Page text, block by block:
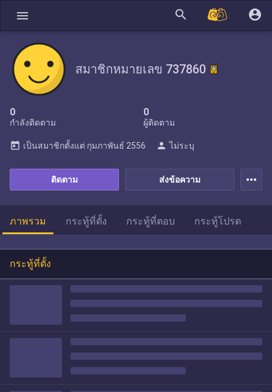
menu search account_circle
สมาชิกหมายเลข 737860
0
กำลังติดตาม
0
ผู้ติดตาม
ส่งข้อความ
ติดตาม
today เป็นสมาชิกตั้งแต่ กุมภาพันธ์ 2556 person ไม่ระบุ
more_horiz
ภาพรวม กระทู้ที่ตั้ง กระทู้ที่ตอบ กระทู้โปรด
กระทู้ที่ตั้ง